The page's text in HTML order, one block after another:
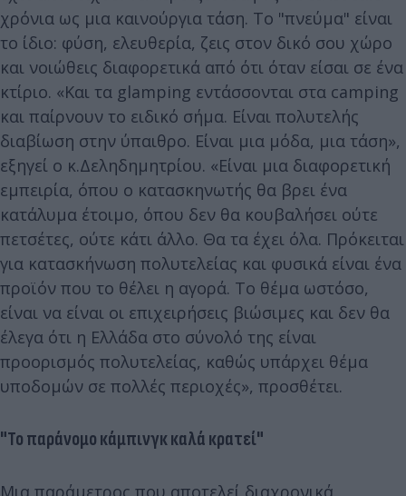
χρόνια ως μια καινούργια τάση. Το "πνεύμα" είναι
το ίδιο: φύση, ελευθερία, ζεις στον δικό σου χώρο
και νοιώθεις διαφορετικά από ότι όταν είσαι σε ένα
κτίριο. «Και τα glamping εντάσσονται στα camping
και παίρνουν το ειδικό σήμα. Είναι πολυτελής
διαβίωση στην ύπαιθρο. Είναι μια μόδα, μια τάση»,
εξηγεί ο κ.Δεληδημητρίου. «Είναι μια διαφορετική
εμπειρία, όπου ο κατασκηνωτής θα βρει ένα
κατάλυμα έτοιμο, όπου δεν θα κουβαλήσει ούτε
πετσέτες, ούτε κάτι άλλο. Θα τα έχει όλα. Πρόκειται
για κατασκήνωση πολυτελείας και φυσικά είναι ένα
προϊόν που το θέλει η αγορά. Το θέμα ωστόσο,
είναι να είναι οι επιχειρήσεις βιώσιμες και δεν θα
έλεγα ότι η Ελλάδα στο σύνολό της είναι
προορισμός πολυτελείας, καθώς υπάρχει θέμα
υποδομών σε πολλές περιοχές», προσθέτει.
"Το παράνομο κάμπινγκ καλά κρατεί"
Μια παράμετρος που αποτελεί διαχρονικά